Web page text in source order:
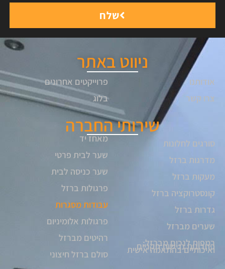
שלח
ניווט באתר
אודותנו
צרו קשר
פרוייקטים אחרונים
בלוג
שירותי החברה
סורגים לחלונות
מדרגות ברזל
מעקות ברזל
קונסטרוקציה ברזל
גדרות ברזל
שערים מברזל
רמפות לנכים מברזל:
פתרונות נגישות תקניים
ואיכותיים בהתאמה אישית
מאחז יד
שער לבית פרטי
שער כניסה לבית
פרגולות ברזל
עבודות מסגרות
פרגולות אלומיניום
רהיטים מברזל
סולם ברזל חיצוני